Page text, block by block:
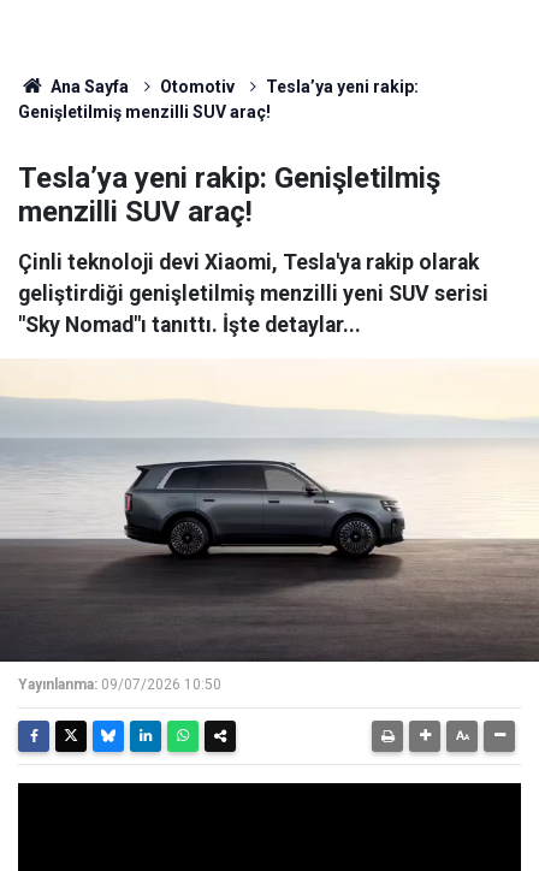
Ana Sayfa Otomotiv
Tesla’ya yeni rakip:
Genişletilmiş menzilli SUV araç!
Tesla’ya yeni rakip: Genişletilmiş
menzilli SUV araç!
Çinli teknoloji devi Xiaomi, Tesla'ya rakip olarak
geliştirdiği genişletilmiş menzilli yeni SUV serisi
"Sky Nomad"ı tanıttı. İşte detaylar...
Yayınlanma: 09/07/2026 10:50